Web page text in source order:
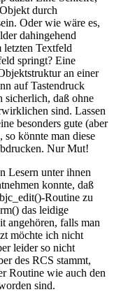
durch
Oder wie wäre es,
dahingehend
letzten Textfeld
springt? Eine
an einer
auf Tastendruck
sicherlich, daß ohne
sind. Lassen
besonders gute (aber
könnte man diese
Nur Mut!
Lesern unter ihnen
konnte, daß
Routine zu
das leidige
angehören, falls man
möchte ich nicht
leider so nicht
des RCS stammt,
Routine wie auch den
sind.